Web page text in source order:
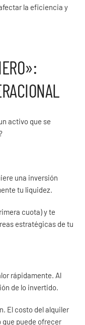
la eficiencia y
activo que se
una inversión
tu liquidez.
cuota) y te
estratégicas de tu
rápidamente. Al
de lo invertido.
El costo del alquiler
que puede ofrecer